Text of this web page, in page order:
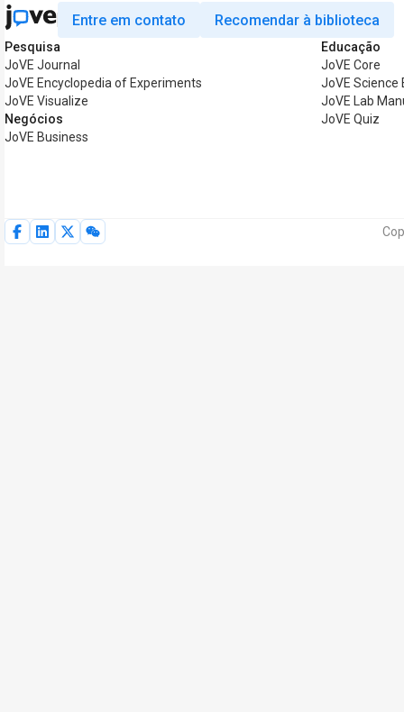
Entre em contato Recomendar à biblioteca
Pesquisa
JoVE Journal
JoVE Encyclopedia of Experiments
JoVE Visualize
Negócios
JoVE Business
Educação
JoVE Core
JoVE Science
JoVE Lab
JoVE Quiz